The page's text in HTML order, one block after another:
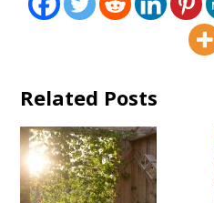
Related Posts